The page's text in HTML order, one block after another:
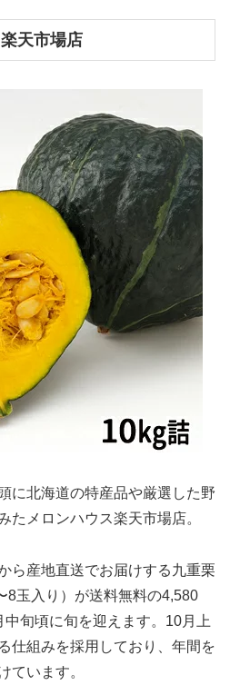
天市場店
に北海道の特産品や厳選した野
たメロンハウス楽天市場店。
ら産地直送でお届けする九重栗
8玉入り）が送料無料の4,580
旬頃に旬を迎えます。10月上
仕組みを採用しており、年間を
ています。